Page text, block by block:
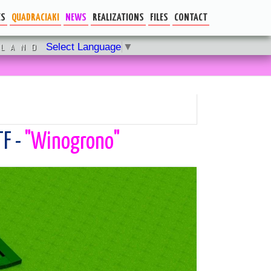
Select Language ▼
QUADRACIAKI
SYSTEM COOL
System KOOLox
NEWS
CURRENT EVENTS
REALIZATIONS FILES
For the Architect
CONTACT
- "Winogrono"